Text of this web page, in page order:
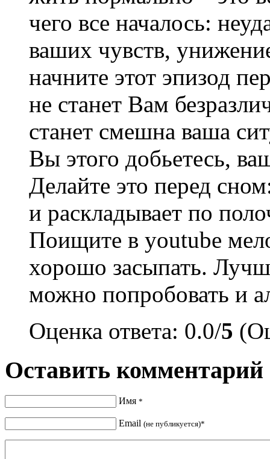
чего все началось:
ваших чувств,
начните этот эпизод
не станет Вам
станет смешна ваша
Вы этого добьетесь,
Делайте это перед
и раскладывает по
Поищите в youtube
хорошо засыпать.
можно попробовать и
Оценка ответа: 0.0/5
Оставить комментарий
Имя *
Email (не публикуется)*